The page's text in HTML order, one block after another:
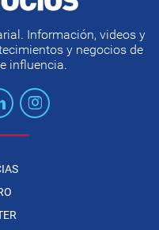
Información, videos y
y negocios de
influencia.